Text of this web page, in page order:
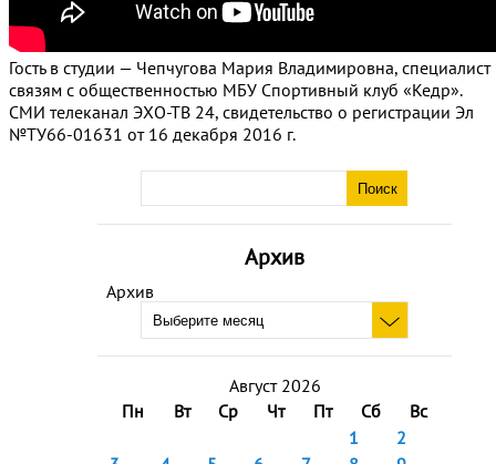
Архив
Архив
Август 2026
Пн
Вт Ср Чт Пт Сб
Вс
1
2
Гость в студии — Чепчугова Мария Владимировна, специалист
связям с общественностью МБУ Спортивный клуб «Кедр».
СМИ телеканал ЭХО-ТВ 24, свидетельство о регистрации Эл
№ТУ66-01631 от 16 декабря 2016 г.